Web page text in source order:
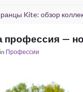
Kite: обзор
профессия —
in Профессии